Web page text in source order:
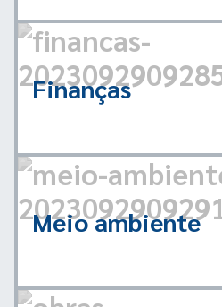
Finanças
Meio ambiente